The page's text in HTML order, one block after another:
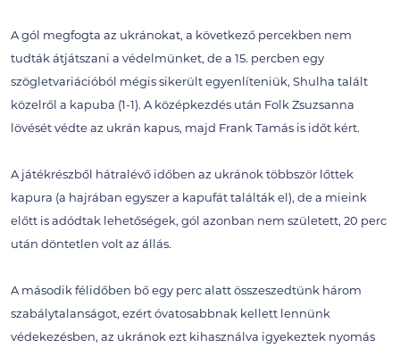
A gól megfogta az ukránokat, a következő percekben nem
tudták átjátszani a védelmünket, de a 15. percben egy
szögletvariációból mégis sikerült egyenlíteniük, Shulha talált
közelről a kapuba (1-1). A középkezdés után Folk Zsuzsanna
lövését védte az ukrán kapus, majd Frank Tamás is időt kért.
A játékrészből hátralévő időben az ukránok többször lőttek
kapura (a hajrában egyszer a kapufát találták el), de a mieink
előtt is adódtak lehetőségek, gól azonban nem született, 20 perc
után döntetlen volt az állás.
A második félidőben bő egy perc alatt összeszedtünk három
szabálytalanságot, ezért óvatosabbnak kellett lennünk
védekezésben, az ukránok ezt kihasználva igyekeztek nyomás